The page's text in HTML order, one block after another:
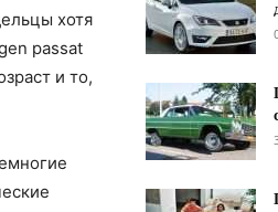
хотя
passat
и то,